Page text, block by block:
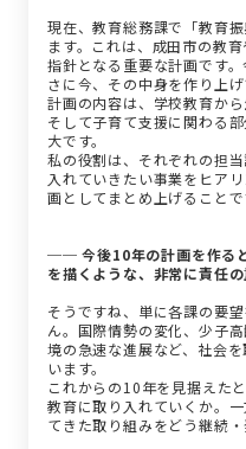
現在、教育総務課で「教育
ます。これは、成田市の教
指針となる重要な計画です
さに今、その中身を作り上
計画の内容は、学校教育か
そして子育て支援に関わる
大です。
私の役割は、それぞれの担
入れていきたい事業をヒア
画としてまとめ上げることで
── 今後10年の計画を作る
を描くような、非常に責任の
そうですね、単に各課の要
ん。国際情勢の変化、少子
境の急速な進展など、社会
います。
これからの10年を見据えた
教育に取り入れていくか。
てきた取り組みをどう継続・